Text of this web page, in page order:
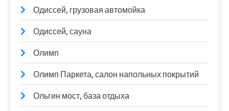
Одиссей, грузовая автомойка
Одиссей, сауна
Олимп
Олимп Паркета, салон напольных покрытий
Ольгин мост, база отдыха